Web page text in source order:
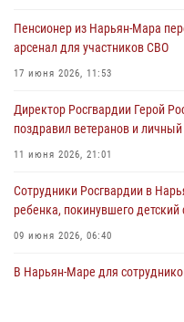
Пенсионер из Нарьян-Мара
арсенал для участников СВО
17 июня 2026, 11:53
Директор Росгвардии Герой
поздравил ветеранов и
11 июня 2026, 21:01
Сотрудники Росгвардии в
ребенка, покинувшего детский
09 июня 2026, 06:40
В Нарьян-Маре для